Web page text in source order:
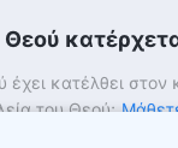
Θεού
έχει κατέλθει
του Θεού;